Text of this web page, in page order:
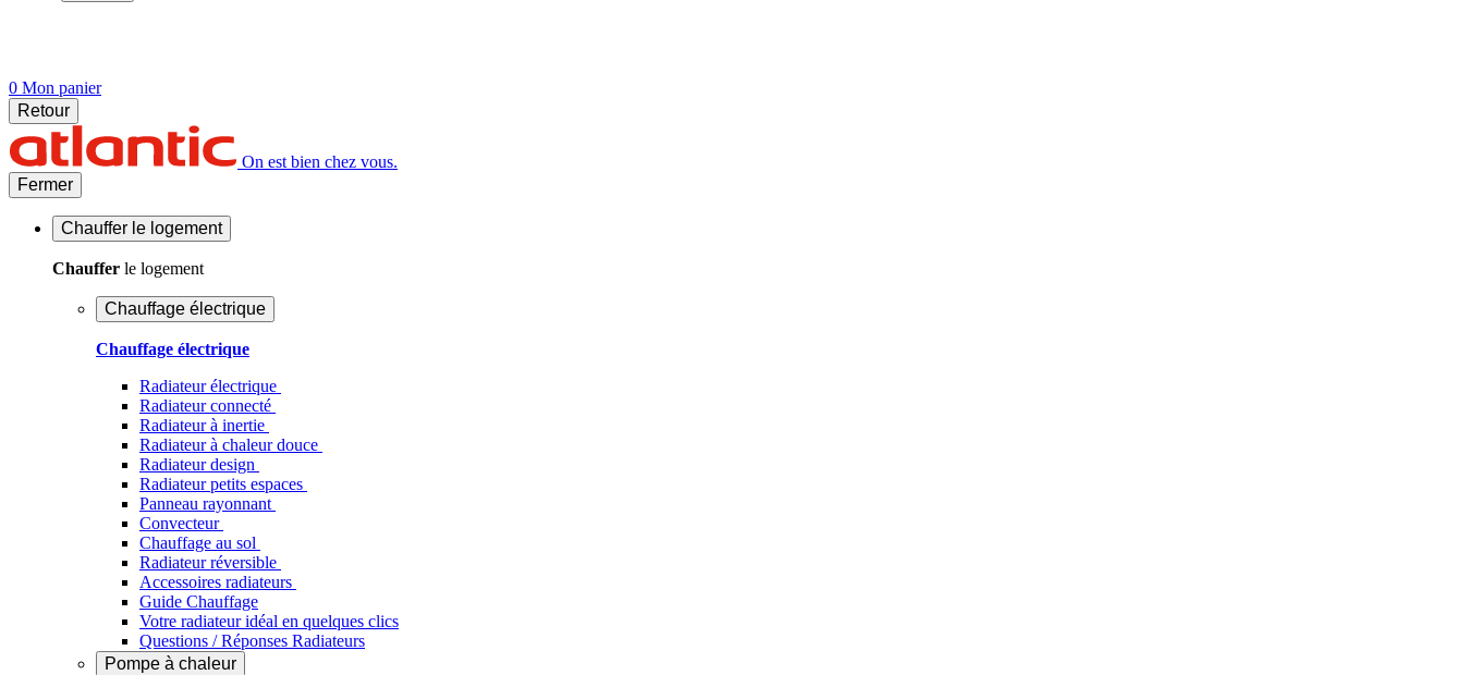
0 Mon panier
Retour
On est bien chez vous.
Fermer
Chauffer le logement
Chauffer le logement
Chauffage électrique
Chauffage électrique
Radiateur électrique
Radiateur connecté
Radiateur à inertie
Radiateur à chaleur douce
Radiateur design
Radiateur petits espaces
Panneau rayonnant
Convecteur
Chauffage au sol
Radiateur réversible
Accessoires radiateurs
Guide Chauffage
Votre radiateur idéal en quelques clics
Questions / Réponses Radiateurs
Pompe à chaleur